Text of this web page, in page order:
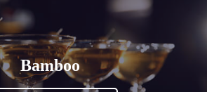
Bamboo